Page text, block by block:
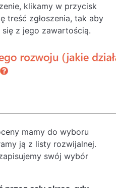
klikamy w przycisk
treść zgłoszenia, tak aby
się z jego zawartością.
mamy do wyboru
ją z listy rozwijalnej.
swój wybór